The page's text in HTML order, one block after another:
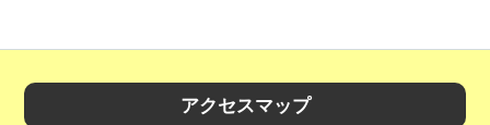
アクセスマップ